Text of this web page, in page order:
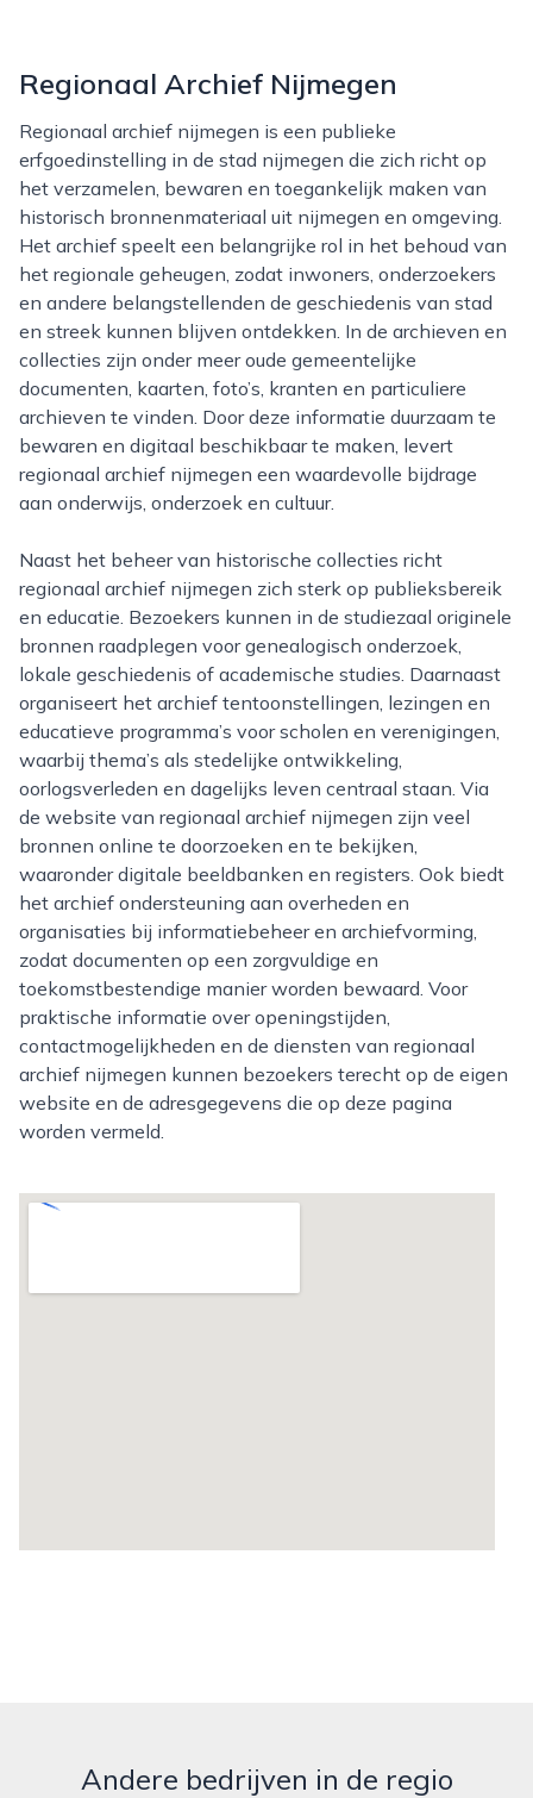
Regionaal Archief Nijmegen
Regionaal archief nijmegen is een publieke
erfgoedinstelling in de stad nijmegen die zich richt op
het verzamelen, bewaren en toegankelijk maken van
historisch bronnenmateriaal uit nijmegen en omgeving.
Het archief speelt een belangrijke rol in het behoud van
het regionale geheugen, zodat inwoners, onderzoekers
en andere belangstellenden de geschiedenis van stad
en streek kunnen blijven ontdekken. In de archieven en
collecties zijn onder meer oude gemeentelijke
documenten, kaarten, foto’s, kranten en particuliere
archieven te vinden. Door deze informatie duurzaam te
bewaren en digitaal beschikbaar te maken, levert
regionaal archief nijmegen een waardevolle bijdrage
aan onderwijs, onderzoek en cultuur.
Naast het beheer van historische collecties richt
regionaal archief nijmegen zich sterk op publieksbereik
en educatie. Bezoekers kunnen in de studiezaal originele
bronnen raadplegen voor genealogisch onderzoek,
lokale geschiedenis of academische studies. Daarnaast
organiseert het archief tentoonstellingen, lezingen en
educatieve programma’s voor scholen en verenigingen,
waarbij thema’s als stedelijke ontwikkeling,
oorlogsverleden en dagelijks leven centraal staan. Via
de website van regionaal archief nijmegen zijn veel
bronnen online te doorzoeken en te bekijken,
waaronder digitale beeldbanken en registers. Ook biedt
het archief ondersteuning aan overheden en
organisaties bij informatiebeheer en archiefvorming,
zodat documenten op een zorgvuldige en
toekomstbestendige manier worden bewaard. Voor
praktische informatie over openingstijden,
contactmogelijkheden en de diensten van regionaal
archief nijmegen kunnen bezoekers terecht op de eigen
website en de adresgegevens die op deze pagina
worden vermeld.
Andere bedrijven in de regio